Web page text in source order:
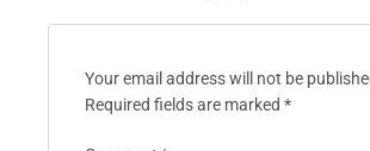
Your email address will not be
Required fields are marked *